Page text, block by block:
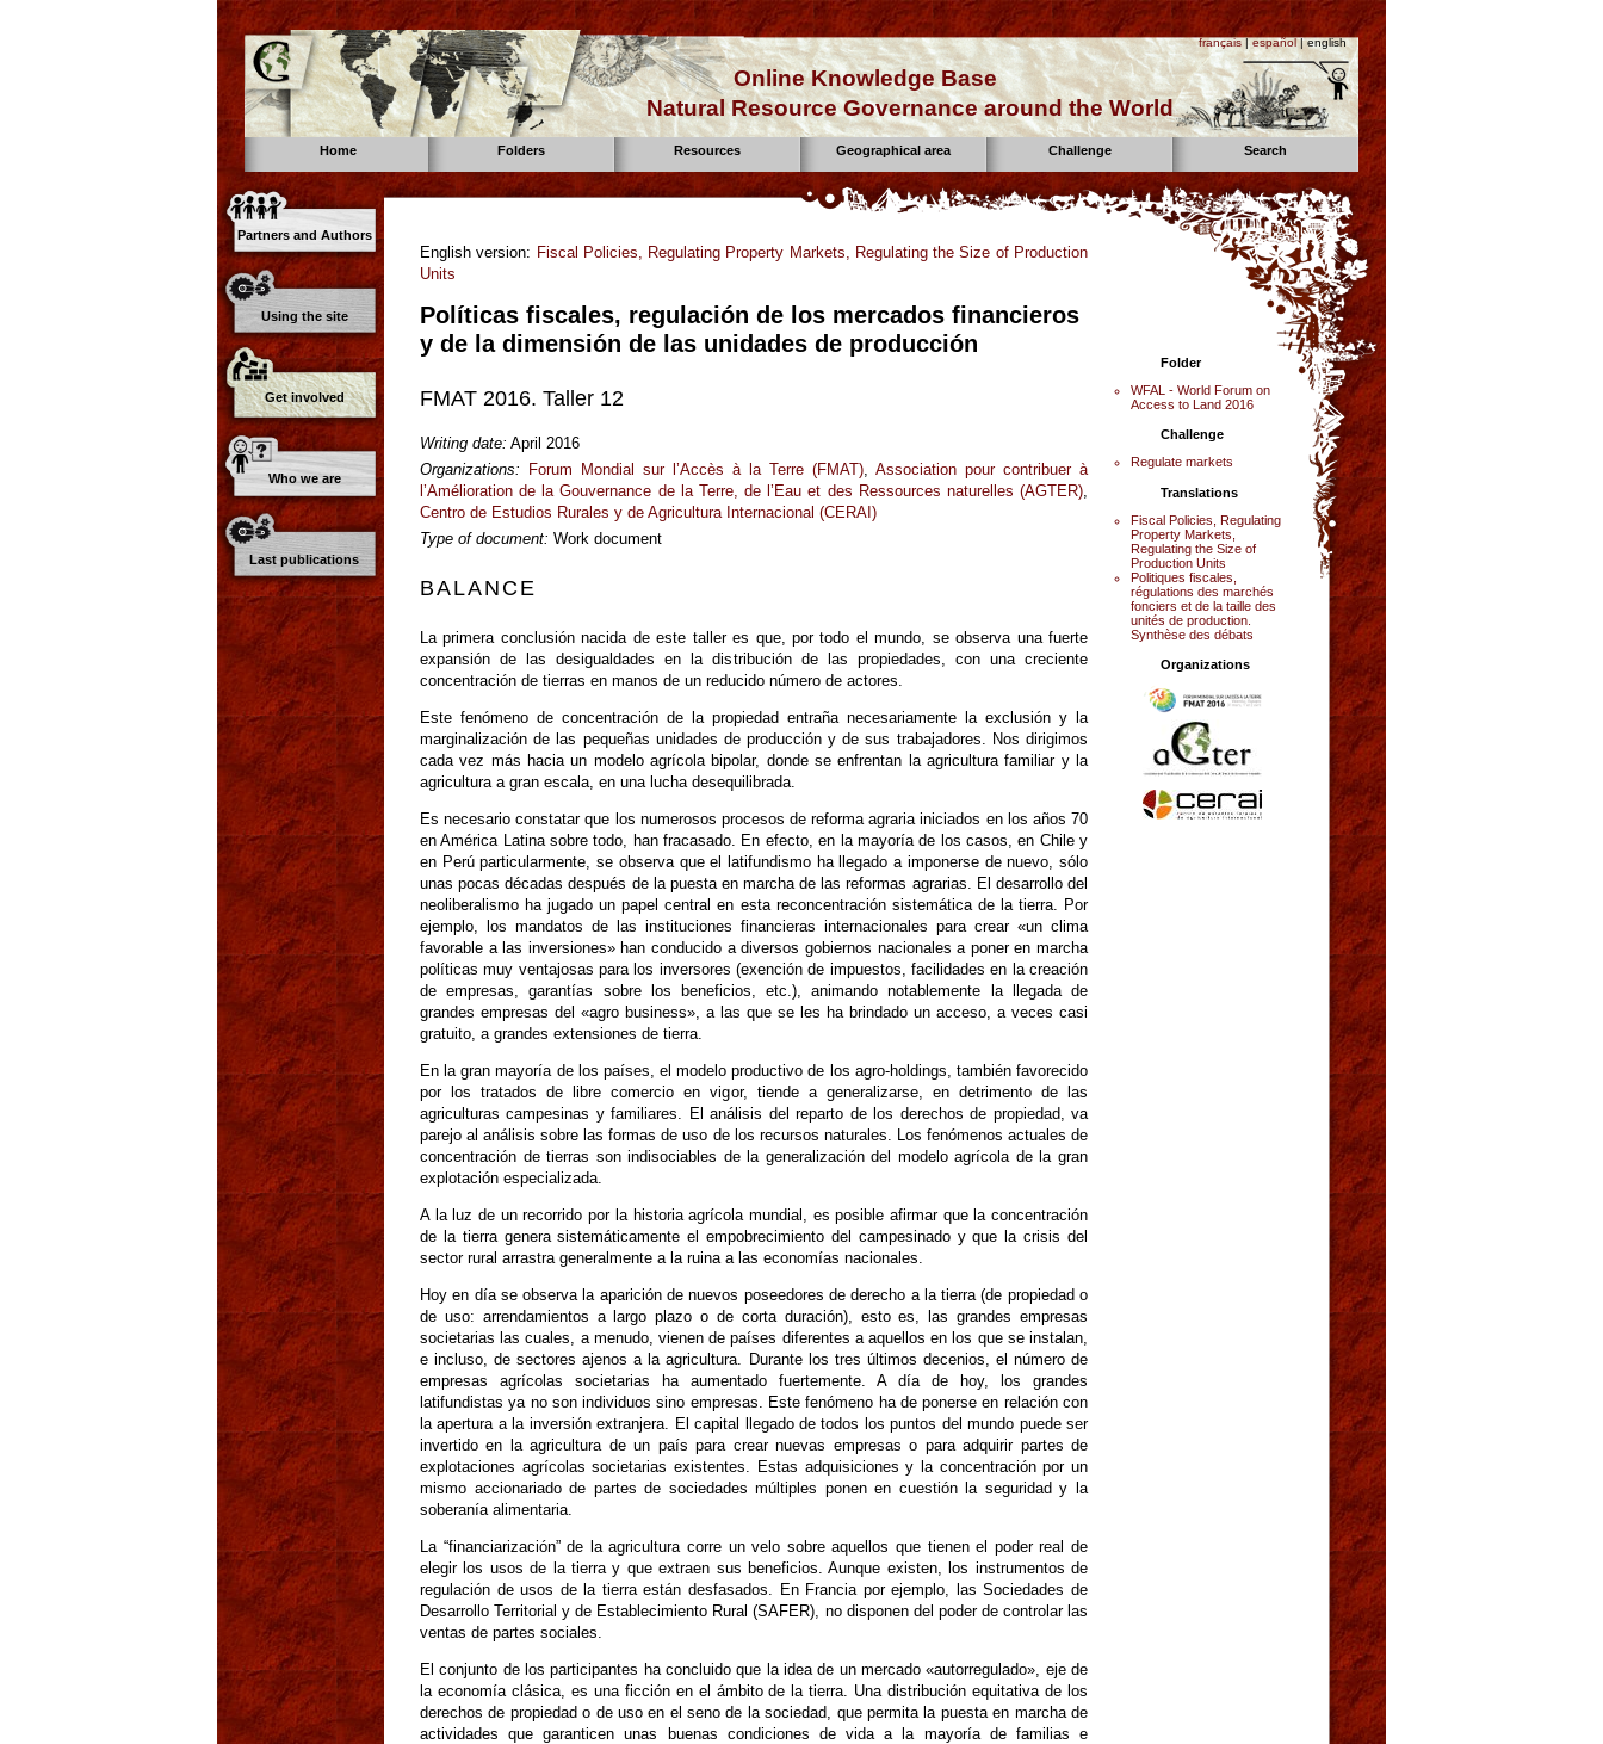
français|español| english
Online Knowledge Base
Natural Resource Governance around the World
Home Folders Resources Geographical area Challenge Search
Partners and Authors
Using the site
Get involved
Who we are
Last publications
English version: Fiscal Policies, Regulating Property Markets, Regulating the Size of Production
Units
Políticas fiscales, regulación de los mercados financieros
y de la dimensión de las unidades de producción
FMAT 2016. Taller 12
Writing date: April 2016
Organizations: Forum Mondial sur l’Accès à la Terre (FMAT)
Association pour contribuer à
l’Amélioration de la Gouvernance de la Terre, de l’Eau et des Ressources naturelles (AGTER)
Centro de Estudios Rurales y de Agricultura Internacional (CERAI)
Type of document: Work document
BALANCE
La primera conclusión nacida de este taller es que, por todo el mundo, se observa una fuerte
expansión de las desigualdades en la distribución de las propiedades, con una creciente
concentración de tierras en manos de un reducido número de actores.
Este fenómeno de concentración de la propiedad entraña necesariamente la exclusión y la
marginalización de las pequeñas unidades de producción y de sus trabajadores. Nos dirigimos
cada vez más hacia un modelo agrícola bipolar, donde se enfrentan la agricultura familiar y la
agricultura a gran escala, en una lucha desequilibrada.
Es necesario constatar que los numerosos procesos de reforma agraria iniciados en los años 70
en América Latina sobre todo, han fracasado. En efecto, en la mayoría de los casos, en Chile y
en Perú particularmente, se observa que el latifundismo ha llegado a imponerse de nuevo, sólo
unas pocas décadas después de la puesta en marcha de las reformas agrarias. El desarrollo del
neoliberalismo ha jugado un papel central en esta reconcentración sistemática de la tierra. Por
ejemplo, los mandatos de las instituciones financieras internacionales para crear «un clima
favorable a las inversiones» han conducido a diversos gobiernos nacionales a poner en marcha
políticas muy ventajosas para los inversores (exención de impuestos, facilidades en la creación
de empresas, garantías sobre los beneficios, etc.), animando notablemente la llegada de
grandes empresas del «agro business», a las que se les ha brindado un acceso, a veces casi
gratuito, a grandes extensiones de tierra.
En la gran mayoría de los países, el modelo productivo de los agro-holdings, también favorecido
por los tratados de libre comercio en vigor, tiende a generalizarse, en detrimento de las
agriculturas campesinas y familiares. El análisis del reparto de los derechos de propiedad, va
parejo al análisis sobre las formas de uso de los recursos naturales. Los fenómenos actuales de
concentración de tierras son indisociables de la generalización del modelo agrícola de la gran
explotación especializada.
A la luz de un recorrido por la historia agrícola mundial, es posible afirmar que la concentración
de la tierra genera sistemáticamente el empobrecimiento del campesinado y que la crisis del
sector rural arrastra generalmente a la ruina a las economías nacionales.
Hoy en día se observa la aparición de nuevos poseedores de derecho a la tierra (de propiedad o
de uso: arrendamientos a largo plazo o de corta duración), esto es, las grandes empresas
societarias las cuales, a menudo, vienen de países diferentes a aquellos en los que se instalan,
e incluso, de sectores ajenos a la agricultura. Durante los tres últimos decenios, el número de
empresas agrícolas societarias ha aumentado fuertemente. A día de hoy, los grandes
latifundistas ya no son individuos sino empresas. Este fenómeno ha de ponerse en relación con
la apertura a la inversión extranjera. El capital llegado de todos los puntos del mundo puede ser
invertido en la agricultura de un país para crear nuevas empresas o para adquirir partes de
explotaciones agrícolas societarias existentes. Estas adquisiciones y la concentración por un
mismo accionariado de partes de sociedades múltiples ponen en cuestión la seguridad y la
soberanía alimentaria.
La “financiarización” de la agricultura corre un velo sobre aquellos que tienen el poder real de
elegir los usos de la tierra y que extraen sus beneficios. Aunque existen, los instrumentos de
regulación de usos de la tierra están desfasados. En Francia por ejemplo, las Sociedades de
Desarrollo Territorial y de Establecimiento Rural (SAFER), no disponen del poder de controlar las
ventas de partes sociales.
El conjunto de los participantes ha concluido que la idea de un mercado «autorregulado», eje de
la economía clásica, es una ficción en el ámbito de la tierra. Una distribución equitativa de los
derechos de propiedad o de uso en el seno de la sociedad, que permita la puesta en marcha de
actividades que garanticen unas buenas condiciones de vida a la mayoría de familias e
Folder
WFAL - World Forum on
Access to Land 2016
Challenge
Regulate markets
Translations
Fiscal Policies, Regulating
Property Markets,
Regulating the Size of
Production Units
Politiques fiscales,
régulations des marchés
fonciers et de la taille des
unités de production.
Synthèse des débats
Organizations